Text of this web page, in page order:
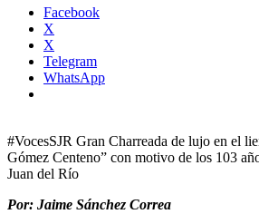
Facebook
X
X
Telegram
WhatsApp
#VocesSJR Gran Charreada de lujo en el
Gómez Centeno” con motivo de los 103
Juan del Río
Por: Jaime Sánchez Correa